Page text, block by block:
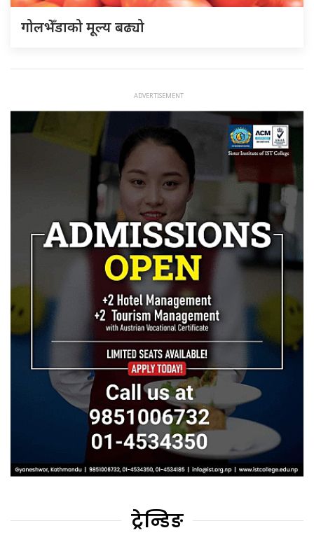
गोलभेँडाको मूल्य बढ्यो
ट्रेन्डिङ